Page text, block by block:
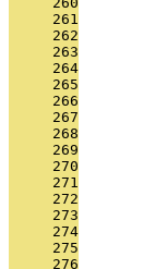
     261
     262
     263
     264
     265
     266
     267
     268
     269
     270
     271
     272
     273
     274
     275
     276